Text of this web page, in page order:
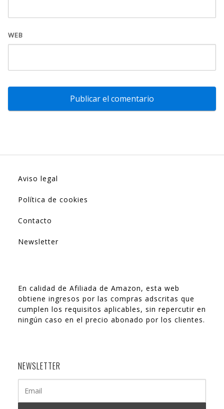
WEB
Aviso legal
Política de cookies
Contacto
Newsletter
En calidad de Afiliada de Amazon, esta web
obtiene ingresos por las compras adscritas que
cumplen los requisitos aplicables, sin repercutir en
ningún caso en el precio abonado por los clientes.
NEWSLETTER